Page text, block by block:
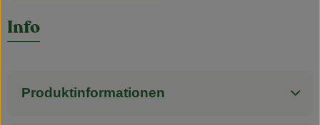
Info
Produktinformationen